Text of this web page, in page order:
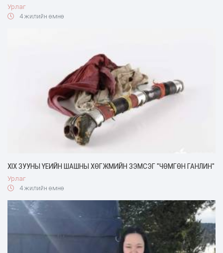
Урлаг
4 жилийн өмнө
XIX ЗУУНЫ ҮЕИЙН ШАШНЫ ХӨГЖМИЙН ЗЭМСЭГ "ЧӨМГӨН ГАНЛИН"
Урлаг
4 жилийн өмнө